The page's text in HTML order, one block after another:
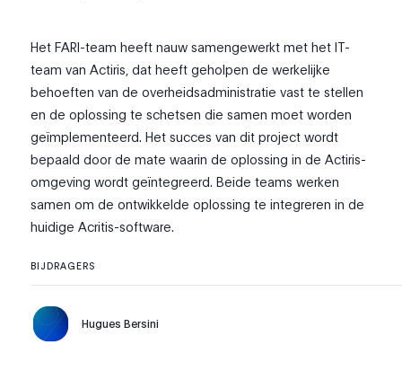
Het FARI-team heeft nauw samengewerkt met het IT-
team van Actiris, dat heeft geholpen de werkelijke
behoeften van de overheidsadministratie vast te stellen
en de oplossing te schetsen die samen moet worden
geïmplementeerd. Het succes van dit project wordt
bepaald door de mate waarin de oplossing in de Actiris-
omgeving wordt geïntegreerd. Beide teams werken
samen om de ontwikkelde oplossing te integreren in de
huidige Acritis-software.
BIJDRAGERS
Hugues Bersini